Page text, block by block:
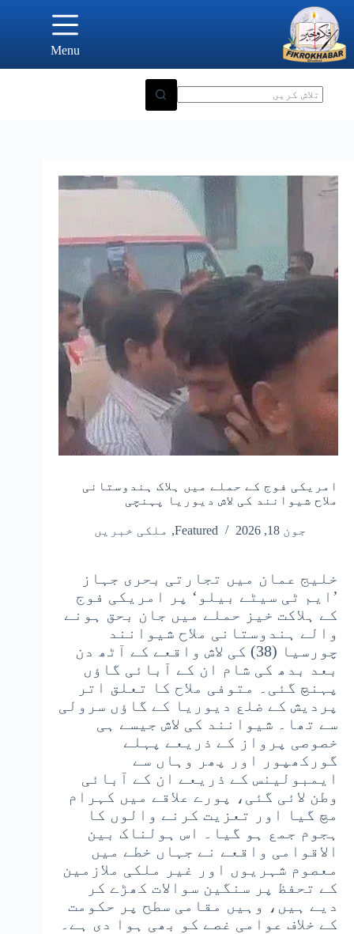
content
Menu
امریکی فوج کے حملے میں ہلاک ہندوستانی
ملاح شیوانند کی لاش دیوریا پہنچی
جون 18, 2026 Featured
, ملکی خبریں
خلیج عمان میں تجارتی بحری جہاز
’ایم ٹی سیٹے بیلو‘ پر امریکی فوج
کے ہلاکت خیز حملے میں جان بحق ہونے
والے ہندوستانی ملاح شیوانند
چورسیا (38) کی لاش واقعے کے آٹھ دن
بعد بدھ کی شام ان کے آبائی گاؤں
پہنچ گئی۔ متوفی ملاح کا تعلق اتر
پردیش کے ضلع دیوریا کے گاؤں سرولی
سے تھا۔ شیوانند کی لاش جیسے ہی
خصوصی پرواز کے ذریعے پہلے
گورکھپور اور پھر وہاں سے
ایمبولینس کے ذریعے ان کے آبائی
وطن لائی گئی، پورے علاقے میں کہرام
مچ گیا اور تعزیت کرنے والوں کا
ہجوم جمع ہو گیا۔ اس ہولناک بین
الاقوامی واقعے نے جہاں خطے میں
معصوم شہریوں اور غیر ملکی ملازمین
کے تحفظ پر سنگین سوالات کھڑے کر
دیے ہیں، وہیں مقامی سطح پر حکومت
کے خلاف عوامی غصے کو بھی ہوا دی ہے۔